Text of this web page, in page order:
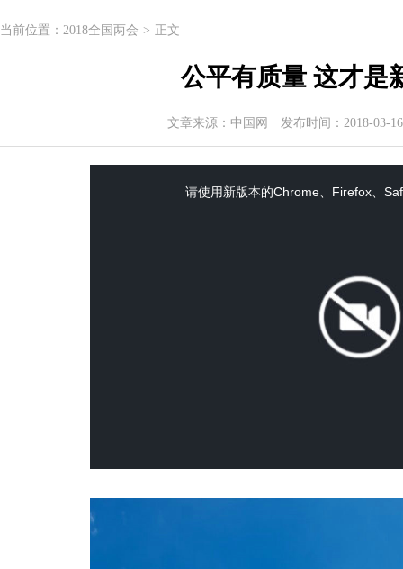
当前位置： 2018全国两会 > 正文
公平有质量 这才是
文章来源： 中国网 发布时间：2018-03-
请使用新版本的Chrome、Firefox、